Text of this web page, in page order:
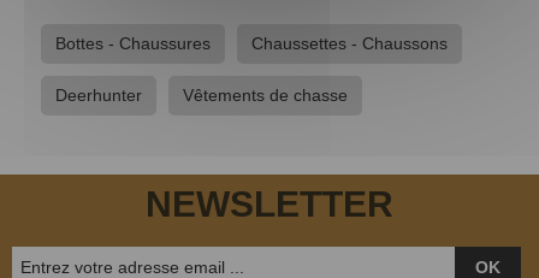
Bottes - Chaussures Chaussettes - Chaussons
Deerhunter Vêtements de chasse
NEWSLETTER
OK